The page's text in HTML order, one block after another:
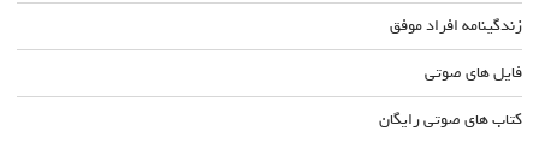
زندگینامه افراد موفق
فایل های صوتی
کتاب های صوتی رایگان